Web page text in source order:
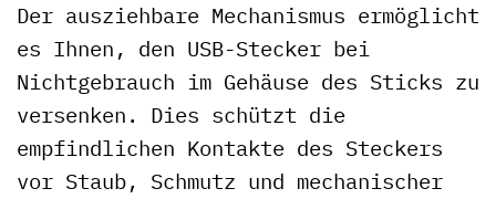
Der ausziehbare Mechanismus ermöglicht
es Ihnen, den USB-Stecker bei
Nichtgebrauch im Gehäuse des Sticks zu
versenken. Dies schützt die
empfindlichen Kontakte des Steckers
vor Staub, Schmutz und mechanischer